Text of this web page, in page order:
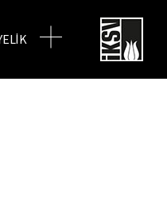
SALON İKSV